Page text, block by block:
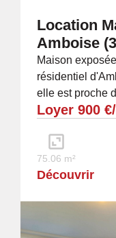
Location
Amboise
Maison
résidentiel
elle est proche
marché,
Loyer 900
75.06 m²
Découvrir